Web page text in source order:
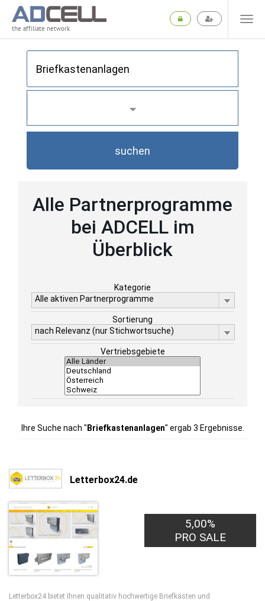
the affiliate network
suchen
Alle Partnerprogramme
bei ADCELL im
Überblick
Kategorie
Alle aktiven Partnerprogramme
Sortierung
nach Relevanz (nur Stichwortsuche)
Vertriebsgebiete
Ihre Suche nach " Briefkastenanlagen" ergab 3 Ergebnisse.
Letterbox24.de
5,00%
PRO SALE
Letterbox24 bietet Ihnen qualitativ hochwertige Briefkästen und